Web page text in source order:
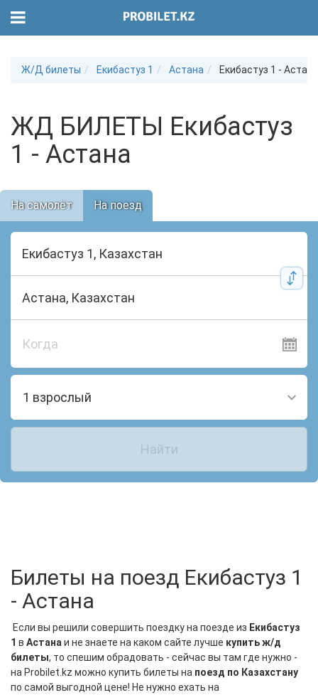
Ж/Д билеты Екибастуз 1 Астана Екибастуз 1 - Астана
ЖД БИЛЕТЫ Екибастуз
1 - Астана
На самолёт На поезд
Когда
1 взрослый
Найти
Билеты на поезд Екибастуз 1
- Астана
Если вы решили совершить поездку на поезде из Екибастуз
1 в Астана и не знаете на каком сайте лучше купить ж/д
билеты, то спешим обрадовать - сейчас вы там где нужно -
на Probilet.kz можно купить билеты на поезд по Казахстану
по самой выгодной цене! Не нужно ехать на